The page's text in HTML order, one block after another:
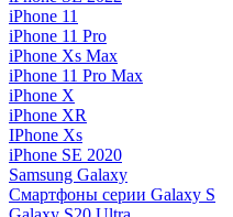
iPhone 11
iPhone 11 Pro
iPhone Xs Max
iPhone 11 Pro Max
iPhone X
iPhone XR
IPhone Xs
iPhone SE 2020
Samsung Galaxy
Смартфоны серии Galaxy S